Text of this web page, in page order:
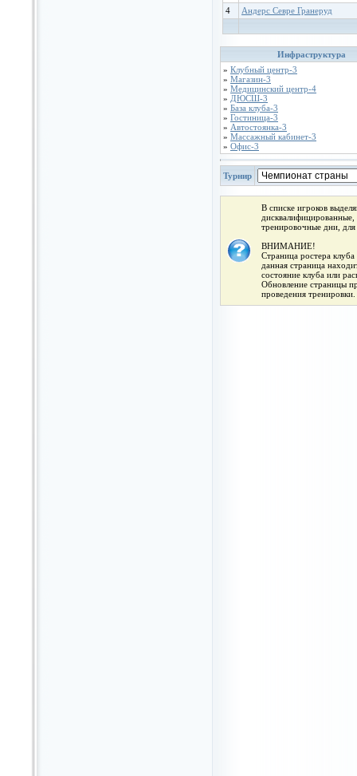
4
Андерс Севре Гранеруд
Инфраструктура
» Клубный центр-3
» Магазин-3
» Медицинский центр-4
» ДЮСШ-3
» База клуба-3
» Гостиница-3
» Автостоянка-3
» Массажный кабинет-3
» Офис-3
Турнир
В списке игроков
тренировочные дни,
ВНИМАНИЕ!
Страница ростера
данная страница
состояние клуба или
Обновление страницы
проведения тренировки.